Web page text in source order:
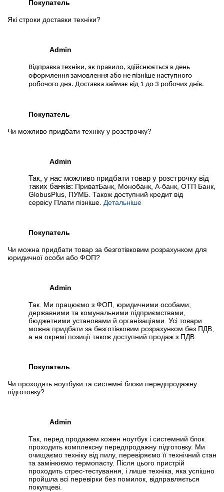
Покупатель
Які строки доставки техніки?
Admin
Відправка техніки, як правило, здійснюється в день
оформлення замовлення або не пізніше наступного
робочого дня. Доставка займає від 1 до 3 робочих днів.
Покупатель
Чи можливо придбати техніку у розстрочку?
Admin
Так, у нас можливо придбати товар у розстрочку від
таких банків: ПриватБанк, Монобанк, А-банк, ОТП Банк,
GlobusPlus, ПУМБ. Також доступний кредит від
сервісу Плати пізніше. Детальніше
Покупатель
Чи можна придбати товар за безготівковим розрахунком для
юридичної особи або ФОП?
Admin
Так. Ми працюємо з ФОП, юридичними особами,
державними та комунальними підприємствами,
бюджетними установами й організаціями. Усі товари
можна придбати за безготівковим розрахунком без ПДВ,
а на окремі позиції також доступний продаж з ПДВ.
Покупатель
Чи проходять ноутбуки та системні блоки передпродажну
підготовку?
Admin
Так, перед продажем кожен ноутбук і системний блок
проходить комплексну передпродажну підготовку. Ми
очищаємо техніку від пилу, перевіряємо її технічний стан
та замінюємо термопасту. Після цього пристрій
проходить стрес-тестування, і лише техніка, яка успішно
пройшла всі перевірки без помилок, відправляється
покупцеві.